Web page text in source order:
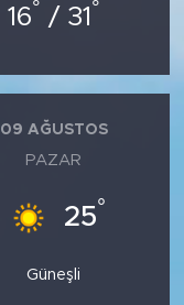
16° / 31 °
09 AĞUSTOS
PAZAR
25°
Güneşli